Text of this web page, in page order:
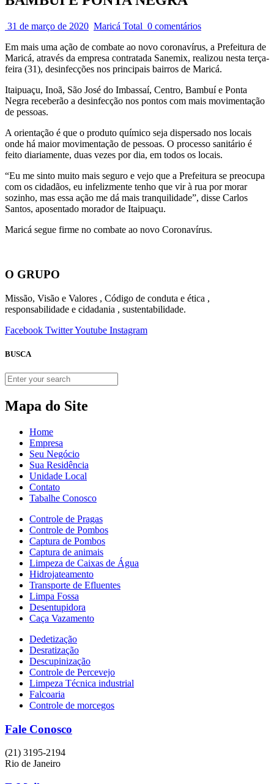
31 de março de 2020 Maricá Total 0 comentários
Em mais uma ação de combate ao novo coronavírus, a Prefeitura de
Maricá, através da empresa contratada Sanemix, realizou nesta terça-
feira (31), desinfecções nos principais bairros de Maricá.
Itaipuaçu, Inoã, São José do Imbassaí, Centro, Bambuí e Ponta
Negra receberão a desinfecção nos pontos com mais movimentação
de pessoas.
A orientação é que o produto químico seja dispersado nos locais
onde há maior movimentação de pessoas. O processo sanitário é
feito diariamente, duas vezes por dia, em todos os locais.
“Eu me sinto muito mais seguro e vejo que a Prefeitura se preocupa
com os cidadãos, eu infelizmente tenho que vir à rua por morar
sozinho, mas essa ação me dá mais tranquilidade”, disse Carlos
Santos, aposentado morador de Itaipuaçu.
Maricá segue firme no combate ao novo Coronavírus.
O GRUPO
Missão, Visão e Valores , Código de conduta e ética ,
responsabilidade e cidadania , sustentabilidade.
Facebook TwitterYoutube Instagram
BUSCA
Mapa do Site
Home
Empresa
Seu Negócio
Sua Residência
Unidade Local
Contato
Tabalhe Conosco
Controle de Pragas
Controle de Pombos
Captura de Pombos
Captura de animais
Limpeza de Caixas de Água
Hidrojateamento
Transporte de Efluentes
Limpa Fossa
Desentupidora
Caça Vazamento
Dedetização
Desratização
Descupinização
Controle de Percevejo
Limpeza Técnica industrial
Falcoaria
Controle de morcegos
Fale Conosco
(21) 3195-2194
Rio de Janeiro